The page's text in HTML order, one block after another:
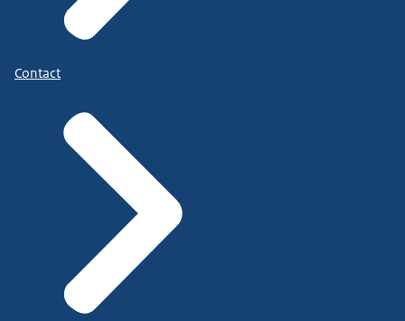
je als organisatie aan.
Contact